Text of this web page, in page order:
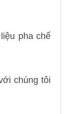
pha chế
chúng tôi